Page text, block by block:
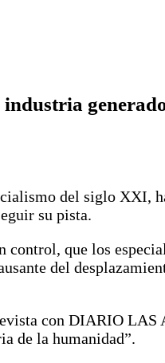
del siglo XXI,
su pista.
que los
del
con DIARIO
de la humanidad”.